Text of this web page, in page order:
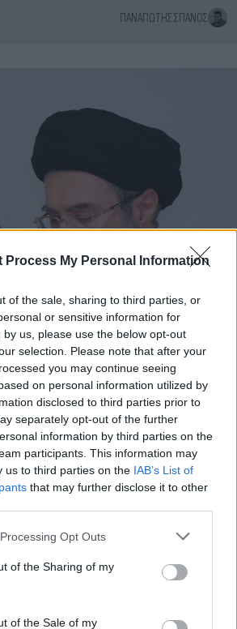
Process My Personal Information
of the sale, sharing to third parties, or
or sensitive information for
us, please use the below opt-out
selection. Please note that after your
you may continue seeing
on personal information utilized by
disclosed to third parties prior to
separately opt-out of the further
information by third parties on the
participants. This information may
us to third parties on the IAB’s List of
that may further disclose it to other
website/app uses one or more Google
or usage behaviour. You may click to
to Google and its third-party tags to
specified purposes in below Google
Opt Outs
of the Sharing of my
of the Sale of my
ΠΑΝΑΓΙΏΤΗΣ ΣΠΑΝΌΣ
Νέο βίντεο εν μέσω φημών
– Άγνωστο πότε καταγράφηκε